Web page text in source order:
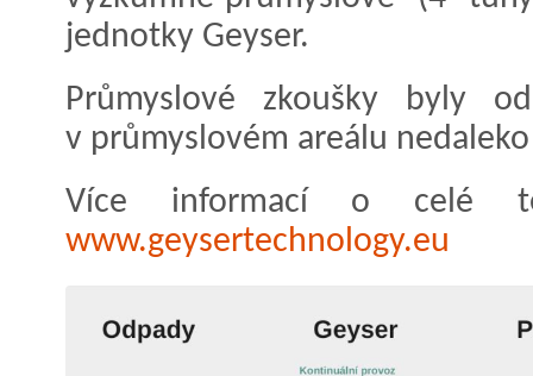
jednotky Geyser.
Průmyslové zkoušky byly
v průmyslovém areálu
Více informací o celé
www.geysertechnology.eu